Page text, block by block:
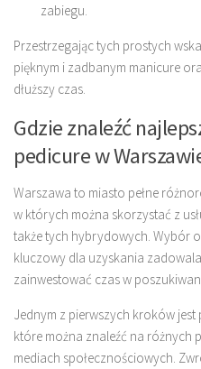
zabiegu.
Przestrzegając tych prostych
pięknym i zadbanym manicure
dłuższy czas.
Gdzie znaleźć
pedicure w
Warszawa to miasto pełne
w których można skorzystać z
także tych hybrydowych. Wybór
kluczowy dla uzyskania
zainwestować czas w
Jednym z pierwszych kroków
które można znaleźć na
mediach społecznościowych.